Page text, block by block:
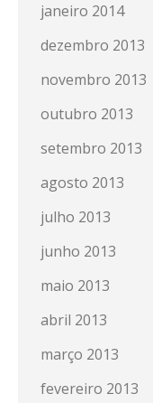
janeiro 2014
dezembro 2013
novembro 2013
outubro 2013
setembro 2013
agosto 2013
julho 2013
junho 2013
maio 2013
abril 2013
março 2013
fevereiro 2013